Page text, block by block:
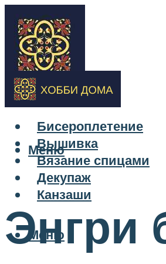
Бисероплетение
Вышивка
Вязание спицами
Декупаж
Канзаши
Меню
Меню
Энгри